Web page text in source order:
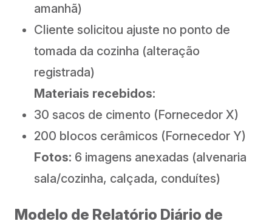
amanhã)
Cliente solicitou ajuste no ponto de
tomada da cozinha (alteração
registrada)
Materiais recebidos:
30 sacos de cimento (Fornecedor X)
200 blocos cerâmicos (Fornecedor Y)
Fotos: 6 imagens anexadas (alvenaria
sala/cozinha, calçada, conduítes)
Modelo de Relatório Diário de